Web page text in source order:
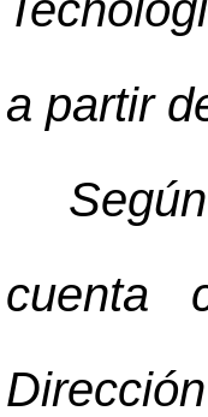
a partir
cuenta